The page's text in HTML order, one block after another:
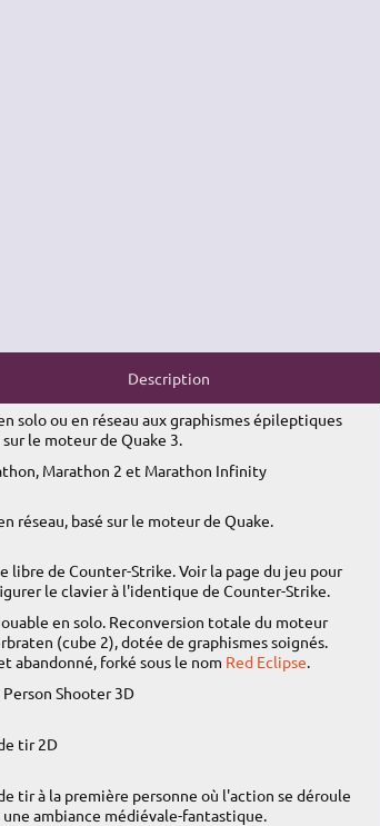
Description
solo ou en réseau aux graphismes épileptiques
sur le moteur de Quake 3.
Marathon 2 et Marathon Infinity
réseau, basé sur le moteur de Quake.
libre de Counter-Strike. Voir la page du jeu pour
le clavier à l'identique de Counter-Strike.
en solo. Reconversion totale du moteur
(cube 2), dotée de graphismes soignés.
abandonné, forké sous le nom Red Eclipse.
Shooter 3D
tir 2D
tir à la première personne où l'action se déroule
une ambiance médiévale-fantastique.